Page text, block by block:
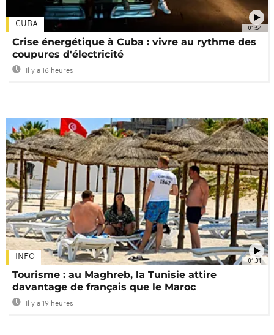
01:54
CUBA
Crise énergétique à Cuba : vivre au rythme des
coupures d'électricité
Il y a 16 heures
01:01
INFO
Tourisme : au Maghreb, la Tunisie attire
davantage de français que le Maroc
Il y a 19 heures